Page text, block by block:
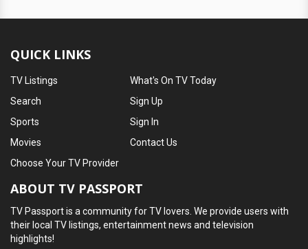
QUICK LINKS
TV Listings
Search
Sports
Movies
What's On TV Today
Sign Up
Sign In
Contact Us
Choose Your TV Provider
ABOUT TV PASSPORT
TV Passport is a community for TV lovers. We provide users with
their local TV listings, entertainment news and television
highlights!